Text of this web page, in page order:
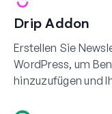
Drip Addon
Erstellen Sie
WordPress, um
hinzuzufügen und